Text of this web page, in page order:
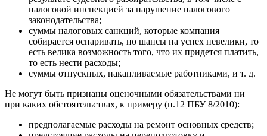
налоговой инспекцией за нарушение налогового
законодательства;
суммы налоговых санкций, которые компания
собирается оспаривать, но шансы на успех невелики, то
есть велика возможность того, что их придется платить,
то есть нести расходы;
суммы отпускных, накапливаемые работниками, и т. д.
Не могут быть признаны оценочными обязательствами ни
при каких обстоятельствах, к примеру (п.12 ПБУ 8/2010):
предполагаемые расходы на ремонт основных средств;